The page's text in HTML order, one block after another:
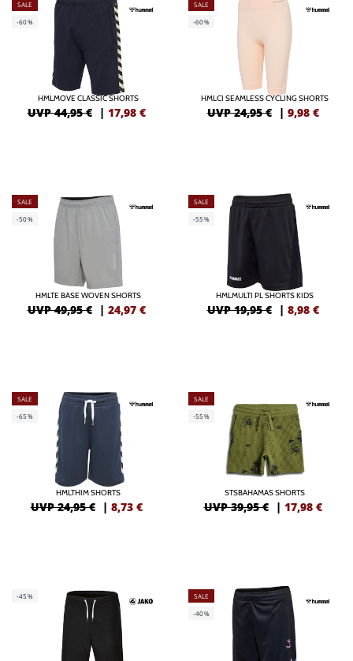
SALE
-60%
HMLMOVE CLASSIC SHORTS
UVP 44,95 € | 17,98 €
SALE
-60%
HMLCI SEAMLESS CYCLING SHORTS
UVP 24,95 € | 9,98 €
SALE
-50%
HMLTE BASE WOVEN SHORTS
UVP 49,95 € | 24,97 €
SALE
-55%
HMLMULTI PL SHORTS KIDS
UVP 19,95 € | 8,98 €
SALE
-65%
HMLTHIM SHORTS
UVP 24,95 € | 8,73 €
SALE
-55%
STSBAHAMAS SHORTS
UVP 39,95 € | 17,98 €
-45%
SALE
-40%